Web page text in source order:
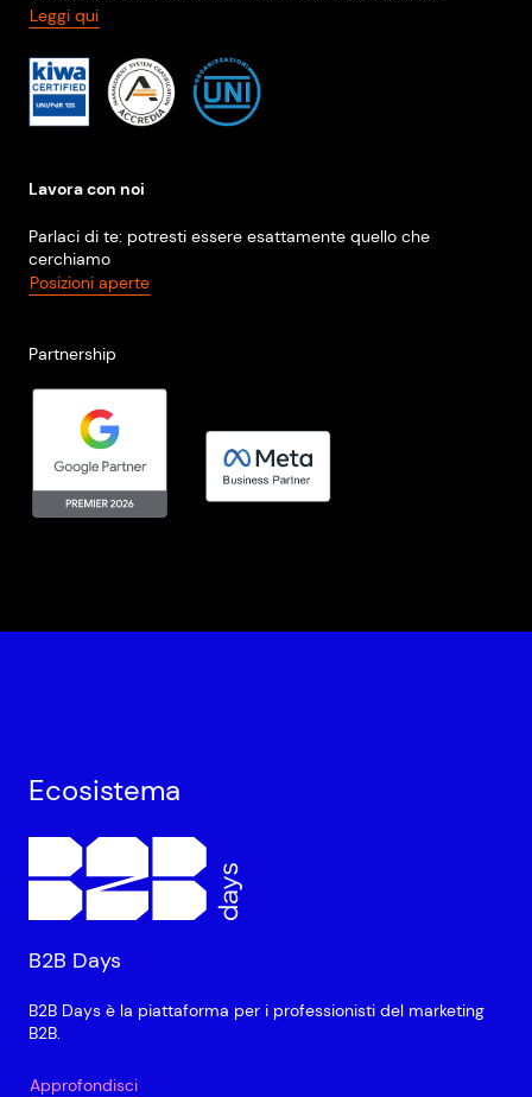
Leggi qui
Lavora con noi
Parlaci di te: potresti essere esattamente quello che
cerchiamo
Posizioni aperte
Partnership
Ecosistema
B2B Days
B2B Days è la piattaforma per i professionisti del marketing
B2B.
Approfondisci